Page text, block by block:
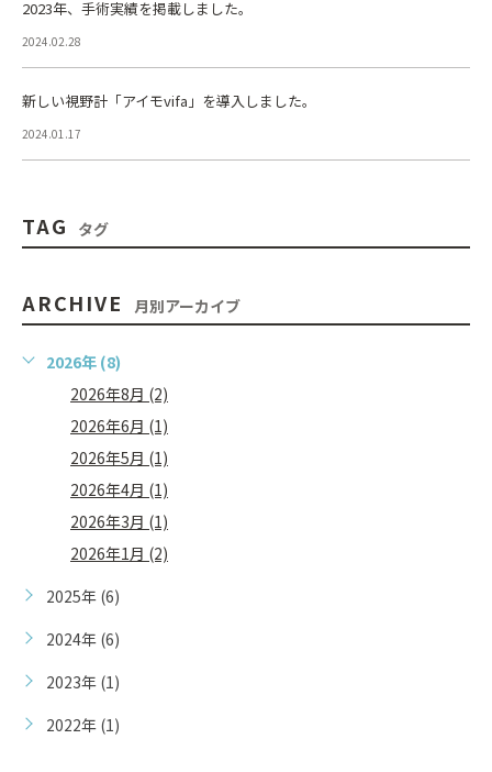
2023年、手術実績を掲載しました。
2024.02.28
新しい視野計「アイモvifa」を導入しました。
2024.01.17
TAG タグ
ARCHIVE 月別アーカイブ
2026年 (8)
2026年8月 (2)
2026年6月 (1)
2026年5月 (1)
2026年4月 (1)
2026年3月 (1)
2026年1月 (2)
2025年 (6)
2024年 (6)
2023年 (1)
2022年 (1)